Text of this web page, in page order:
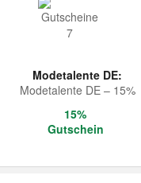
Modetalente DE:
Modetalente DE – 15%
15%
Gutschein